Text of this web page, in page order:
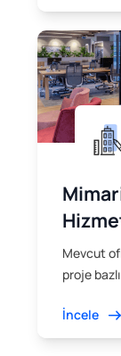
Mevcut
proje
İncele